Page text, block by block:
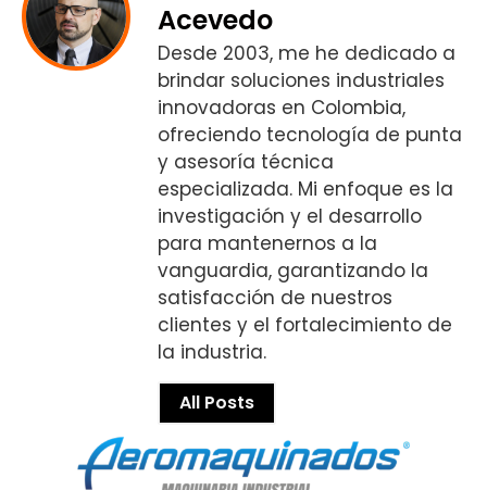
Acevedo
Desde 2003, me he dedicado a
brindar soluciones industriales
innovadoras en Colombia,
ofreciendo tecnología de punta
y asesoría técnica
especializada. Mi enfoque es la
investigación y el desarrollo
para mantenernos a la
vanguardia, garantizando la
satisfacción de nuestros
clientes y el fortalecimiento de
la industria.
All Posts